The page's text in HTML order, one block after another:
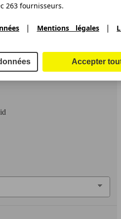
263 fournisseurs.
| Mentions légales|
Accepter